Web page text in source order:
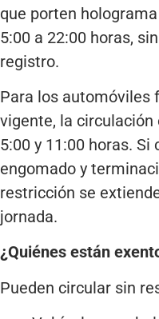
que porten
5:00 a 22:00 horas,
registro.
Para los automóviles
vigente, la
5:00 y 11:00 horas. Si
engomado y
restricción se
jornada.
¿Quiénes están
Pueden circular sin